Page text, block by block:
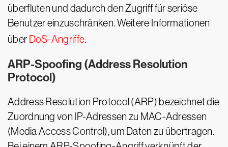
überfluten und dadurch den Zugriff für seriöse
Benutzer einzuschränken. Weitere Informationen
über DoS-Angriffe.
ARP-Spoofing (Address Resolution
Protocol)
Address Resolution Protocol (ARP) bezeichnet die
Zuordnung von IP-Adressen zu MAC-Adressen
(Media Access Control), um Daten zu übertragen.